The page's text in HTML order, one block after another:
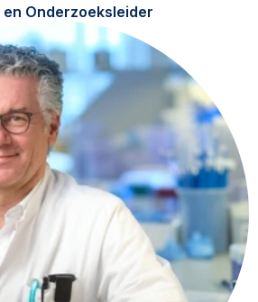
Onderzoeksleider